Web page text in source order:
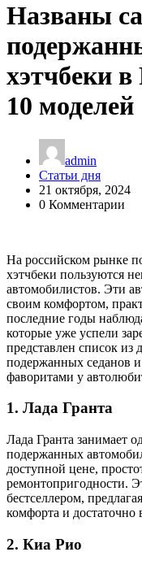
Названы
хэтчбеки
10 моделей
admin
Статьи дня
21 октября, 2024
0 Комментарии
На российском рынке
хэтчбеки пользуются
автомобилистов. Эти
своим комфортом,
последние годы
которые уже успели
представлен список из
подержанных седанов и
фаворитами у
1. Лада Гранта
Лада Гранта занимает
подержанных
доступной цене,
ремонтопригодности.
бестселлером,
комфорта и достаточно
2. Киа Рио